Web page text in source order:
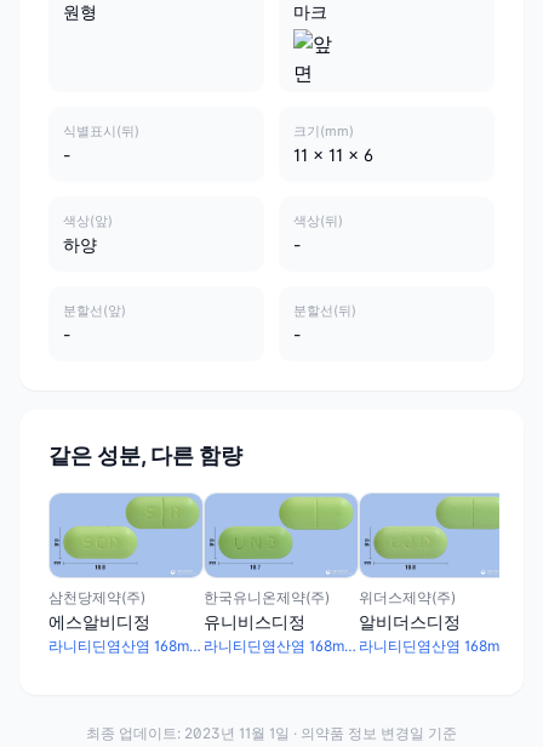
원형 마크
식별표시(뒤)
-
크기(mm)
11 x 11 x 6
색상(앞)
하양
색상(뒤)
-
분할선(앞)
-
분할선(뒤)
-
같은 성분, 다른 함량
삼천당제약(주)
에스알비디정
라니티딘염산염 168mg · 비스무트시트르산염칼륨 200mg · 수크랄페이트수화물 600mg
한국유니온제약(주)
유니비스디정
라니티딘염산염 168mg · 비스무트시트르산염칼륨 200mg · 수크랄페이트수화물 600mg
위더스제약(주)
알비더스디정
최종 업데이트: 2023년 11월 1일 · 의약품 정보 변경일 기준